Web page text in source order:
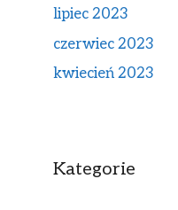
lipiec 2023
czerwiec 2023
kwiecień 2023
Kategorie